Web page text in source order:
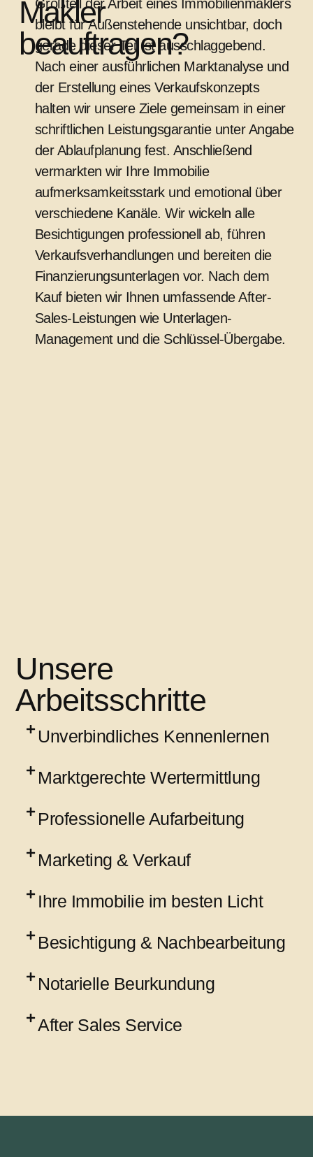
Makler
beauftragen?
Großteil der Arbeit eines Immobilienmaklers
bleibt für Außenstehende unsichtbar, doch
gerade dieser Teil ist ausschlaggebend.
Nach einer ausführlichen Marktanalyse und
der Erstellung eines Verkaufskonzepts
halten wir unsere Ziele gemeinsam in einer
schriftlichen Leistungsgarantie unter Angabe
der Ablaufplanung fest. Anschließend
vermarkten wir Ihre Immobilie
aufmerksamkeitsstark und emotional über
verschiedene Kanäle. Wir wickeln alle
Besichtigungen professionell ab, führen
Verkaufsverhandlungen und bereiten die
Finanzierungsunterlagen vor. Nach dem
Kauf bieten wir Ihnen umfassende After-
Sales-Leistungen wie Unterlagen-
Management und die Schlüssel-Übergabe.
Unsere
Arbeitsschritte
Unverbindliches Kennenlernen
Marktgerechte Wertermittlung
Professionelle Aufarbeitung
Marketing & Verkauf
Ihre Immobilie im besten Licht
Besichtigung & Nachbearbeitung
Notarielle Beurkundung
After Sales Service